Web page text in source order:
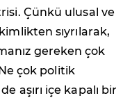
Çünkü ulusal ve
sıyrılarak,
gereken çok
çok politik
aşırı içe kapalı bir